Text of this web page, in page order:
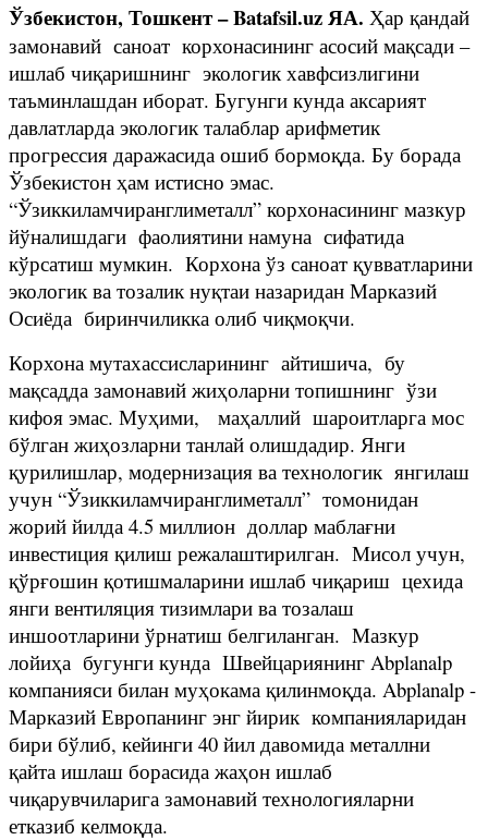
Ўзбекистон, Тошкент – Batafsil.uz ЯА. Ҳар қандай
замонавий саноат корхонасининг асосий мақсади –
ишлаб чиқаришнинг экологик хавфсизлигини
таъминлашдан иборат. Бугунги кунда аксарият
давлатларда экологик талаблар арифметик
прогрессия даражасида ошиб бормоқда. Бу борада
Ўзбекистон ҳам истисно эмас.
“Ўзиккиламчиранглиметалл” корхонасининг мазкур
йўналишдаги фаолиятини намуна сифатида
кўрсатиш мумкин. Корхона ўз саноат қувватларини
экологик ва тозалик нуқтаи назаридан Марказий
Осиёда биринчиликка олиб чиқмоқчи.
Корхона мутахассисларининг айтишича, бу
мақсадда замонавий жиҳоларни топишнинг ўзи
кифоя эмас. Муҳими, маҳаллий шароитларга мос
бўлган жиҳозларни танлай олишдадир. Янги
қурилишлар, модернизация ва технологик янгилаш
учун “Ўзиккиламчиранглиметалл” томонидан
жорий йилда 4.5 миллион доллар маблағни
инвестиция қилиш режалаштирилган. Мисол учун,
қўрғошин қотишмаларини ишлаб чиқариш цехида
янги вентиляция тизимлари ва тозалаш
иншоотларини ўрнатиш белгиланган. Мазкур
лойиҳа бугунги кунда Швейцариянинг Abplanalp
компанияси билан муҳокама қилинмоқда. Abplanalp -
Марказий Европанинг энг йирик компанияларидан
бири бўлиб, кейинги 40 йил давомида металлни
қайта ишлаш борасида жаҳон ишлаб
чиқарувчиларига замонавий технологияларни
етказиб келмоқда.